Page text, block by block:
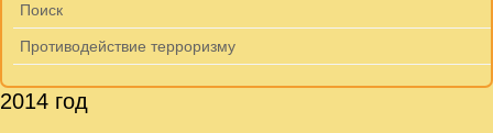
Поиск
Противодействие терроризму
2014 год